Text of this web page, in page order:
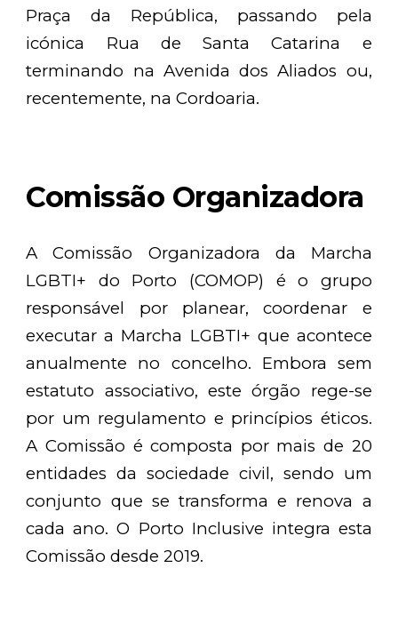
Praça da República, passando pela
icónica Rua de Santa Catarina e
terminando na Avenida dos Aliados ou,
recentemente, na Cordoaria.
Comissão Organizadora
A Comissão Organizadora da Marcha
LGBTI+ do Porto (COMOP) é o grupo
responsável por planear, coordenar e
executar a Marcha LGBTI+ que acontece
anualmente no concelho. Embora sem
estatuto associativo, este órgão rege-se
por um regulamento e princípios éticos.
A Comissão é composta por mais de 20
entidades da sociedade civil, sendo um
conjunto que se transforma e renova a
cada ano. O Porto Inclusive integra esta
Comissão desde 2019.